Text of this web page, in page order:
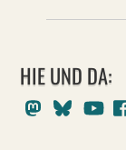
HIE UND DA:
MastodonBluesky